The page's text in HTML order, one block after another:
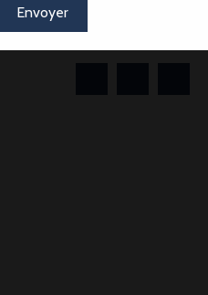
pièces - Cayeux-en-
Envoyer